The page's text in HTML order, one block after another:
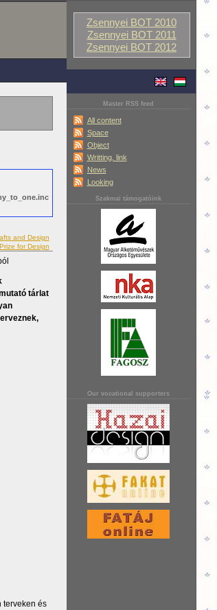
Zsennyei BOT 2010
Zsennyei BOT 2011
Zsennyei BOT 2012
Master RSS feed
All content
Space
Object
Writting, link
News
Looking
Szakmai támogatóink
Our vocational supporters
and Design
for Design
tárlat
terveken és